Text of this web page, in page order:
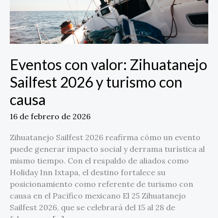
Eventos con valor: Zihuatanejo
Sailfest 2026 y turismo con
causa
16 de febrero de 2026
Zihuatanejo Sailfest 2026 reafirma cómo un evento
puede generar impacto social y derrama turística al
mismo tiempo. Con el respaldo de aliados como
Holiday Inn Ixtapa, el destino fortalece su
posicionamiento como referente de turismo con
causa en el Pacífico mexicano El 25 Zihuatanejo
Sailfest 2026, que se celebrará del 15 al 28 de
con
causa